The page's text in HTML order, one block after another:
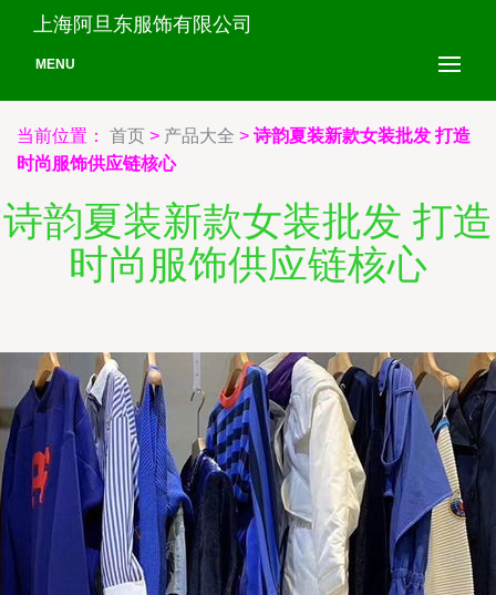
上海阿旦东服饰有限公司
MENU
当前位置： 首页 > 产品大全 > 诗韵夏装新款女装批发 打造
时尚服饰供应链核心
诗韵夏装新款女装批发 打造
时尚服饰供应链核心